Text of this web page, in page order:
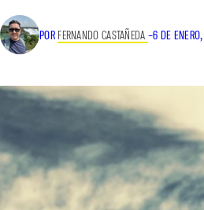
POR FERNANDO CASTAÑEDA –6 DE